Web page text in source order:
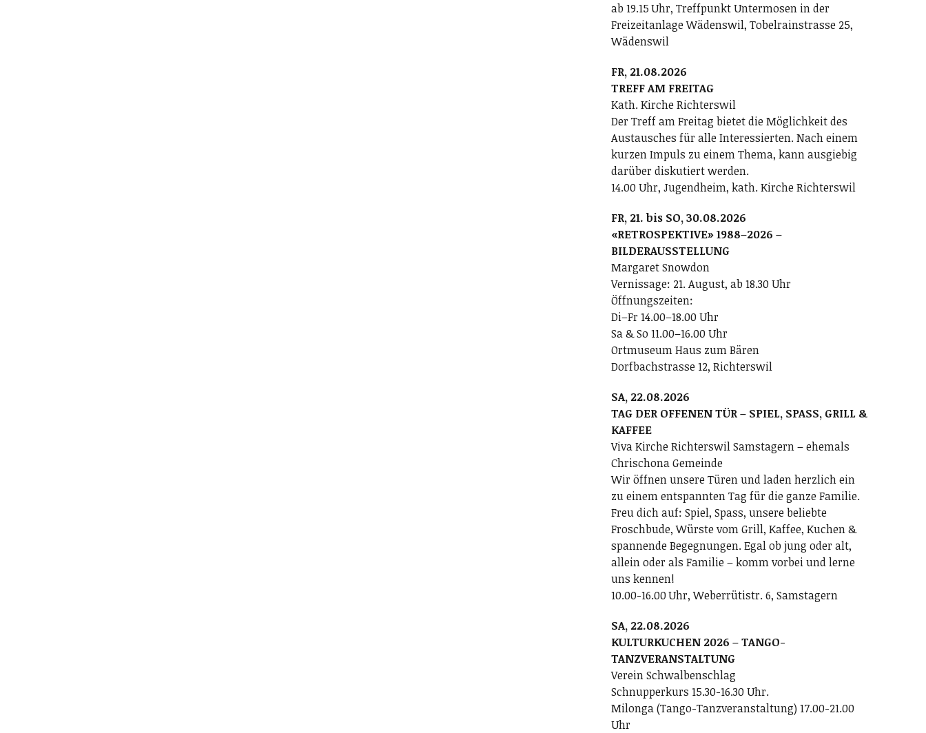
ab 19.15 Uhr, Treffpunkt Untermosen in der
Freizeitanlage Wädenswil, Tobelrainstrasse 25,
Wädenswil
FR, 21.08.2026
TREFF AM FREITAG
Kath. Kirche Richterswil
Der Treff am Freitag bietet die Möglichkeit des
Austausches für alle Interessierten. Nach einem
kurzen Impuls zu einem Thema, kann ausgiebig
darüber diskutiert werden.
14.00 Uhr, Jugendheim, kath. Kirche Richterswil
FR, 21. bis SO, 30.08.2026
«RETROSPEKTIVE» 1988–2026 –
BILDERAUSSTELLUNG
Margaret Snowdon
Vernissage: 21. August, ab 18.30 Uhr
Öffnungszeiten:
Di–Fr 14.00–18.00 Uhr
Sa & So 11.00–16.00 Uhr
Ortmuseum Haus zum Bären
Dorfbachstrasse 12, Richterswil
SA, 22.08.2026
TAG DER OFFENEN TÜR – SPIEL, SPASS, GRILL &
KAFFEE
Viva Kirche Richterswil Samstagern – ehemals
Chrischona Gemeinde
Wir öffnen unsere Türen und laden herzlich ein
zu einem entspannten Tag für die ganze Familie.
Freu dich auf: Spiel, Spass, unsere beliebte
Froschbude, Würste vom Grill, Kaffee, Kuchen &
spannende Begegnungen. Egal ob jung oder alt,
allein oder als Familie – komm vorbei und lerne
uns kennen!
10.00-16.00 Uhr, Weberrütistr. 6, Samstagern
SA, 22.08.2026
KULTURKUCHEN 2026 – TANGO-
TANZVERANSTALTUNG
Verein Schwalbenschlag
Schnupperkurs 15.30-16.30 Uhr.
Milonga (Tango-Tanzveranstaltung) 17.00-21.00
Uhr